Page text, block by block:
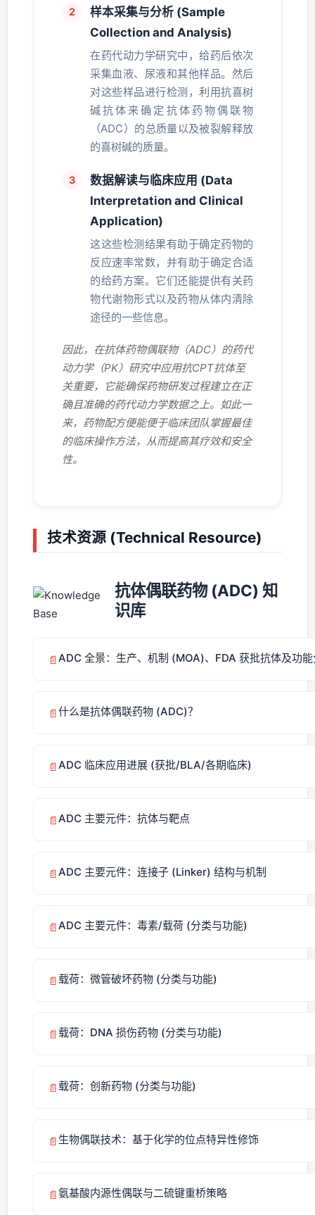
样本采集与分析 (Sample
Collection and Analysis)
在药代动力学研究中，给药后依次
采集血液、尿液和其他样品。然后
对这些样品进行检测，利用抗喜树
碱抗体来确定抗体药物偶联物
（ADC）的总质量以及被裂解释放
的喜树碱的质量。
数据解读与临床应用 (Data
Interpretation and Clinical
Application)
这这些检测结果有助于确定药物的
反应速率常数，并有助于确定合适
的给药方案。它们还能提供有关药
物代谢物形式以及药物从体内清除
途径的一些信息。
因此，在抗体药物偶联物（ADC）的药代
动力学（PK）研究中应用抗CPT抗体至
关重要，它能确保药物研发过程建立在正
确且准确的药代动力学数据之上。如此一
来，药物配方便能便于临床团队掌握最佳
的临床操作方法，从而提高其疗效和安全
性。
技术资源 (Technical Resource)
抗体偶联药物 (ADC) 知
识库
📄ADC 全景：生产、机制 (MOA)、FDA 获批抗体及功
📄什么是抗体偶联药物 (ADC)？
📄ADC 临床应用进展 (获批/BLA/各期临床)
📄ADC 主要元件：抗体与靶点
📄ADC 主要元件：连接子 (Linker) 结构与机制
📄ADC 主要元件：毒素/载荷 (分类与功能)
📄载荷：微管破坏药物 (分类与功能)
📄载荷：DNA 损伤药物 (分类与功能)
📄载荷：创新药物 (分类与功能)
📄 生物偶联技术：基于化学的位点特异性修饰
📄氨基酸内源性偶联与二硫键重桥策略